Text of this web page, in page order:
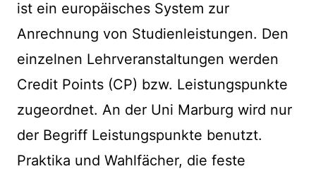
ist ein europäisches System zur
Anrechnung von Studienleistungen. Den
einzelnen Lehrveranstaltungen werden
Credit Points (CP) bzw. Leistungspunkte
zugeordnet. An der Uni Marburg wird nur
der Begriff Leistungspunkte benutzt.
Praktika und Wahlfächer, die feste